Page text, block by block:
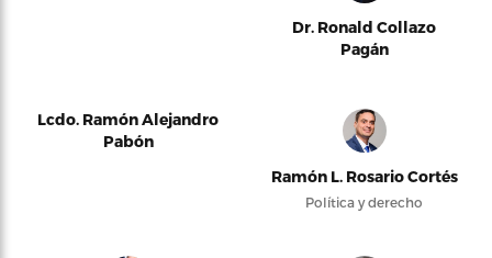
Dr. Ronald Collazo
Pagán
Lcdo. Ramón Alejandro
Pabón
Ramón L. Rosario Cortés
Política y derecho